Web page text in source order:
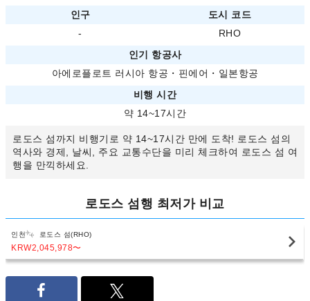
인구
도시 코드
-
RHO
인기 항공사
아에로플로트 러시아 항공 ・ 핀에어 ・ 일본항공
비행 시간
약 14~17시간
로도스 섬까지 비행기로 약 14~17시간 만에 도착! 로도스 섬의
역사와 경제, 날씨, 주요 교통수단을 미리 체크하여 로도스 섬 여
행을 만끽하세요.
로도스 섬행 최저가 비교
인천 로도스 섬(RHO)
KRW2,045,978〜